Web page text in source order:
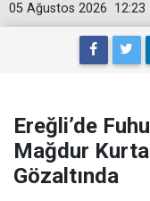
12:23
05 Ağustos 2026
Ereğli’de
Mağdur
Gözaltında